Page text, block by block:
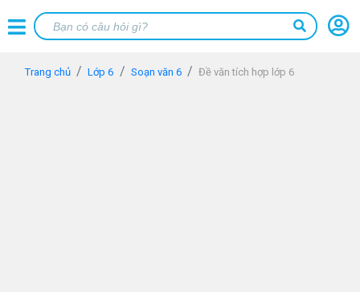
Trang chủ Lớp 6 Soạn văn 6 Đề văn tích hợp lớp 6